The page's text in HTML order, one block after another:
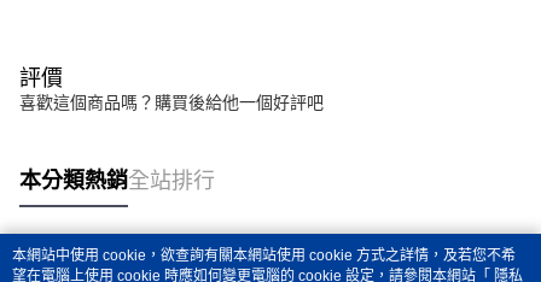
評價
喜歡這個商品嗎？購買後給他一個好評吧
本分類熱銷全站排行
熱門標籤
本網站中使用 cookie，欲查詢有關本網站使用 cookie 方式之詳情，及若您不希
望在電腦上使用 cookie 時應如何變更電腦的 cookie 設定，請參閱本網站「 隱私